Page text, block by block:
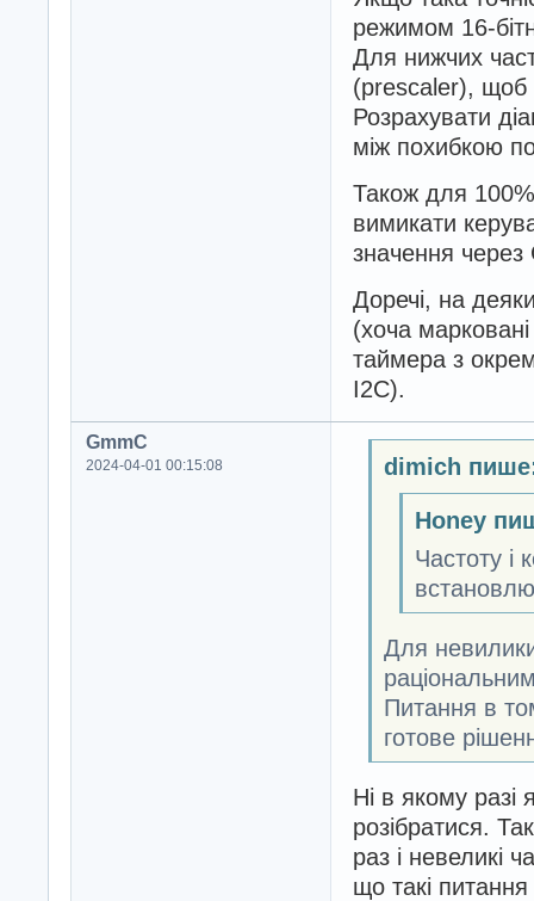
режимом 16-
Для нижчих
(prescaler), щоб
Розрахувати
між похибкою по
Також для
вимикати
значення через
Доречі, на
(хоча
таймера з
I2C).
GmmC
2024-04-01 00:15:08 dimich
Honey
Частоту і
Для
Питання в
готове
Ні в якому
розібратися.
раз і невеликі
що такі